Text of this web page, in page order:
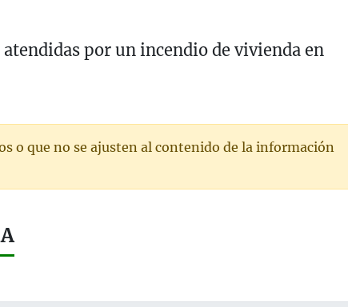
por un incendio de vivienda en
o que no se ajusten al contenido de la información